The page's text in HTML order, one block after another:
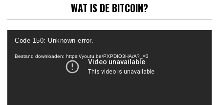
WAT IS DE BITCOIN?
Videospeler
Code 150: Unknown error.
Bestand downloaden: https://youtu.be/PXPDIO3HArA?_=3